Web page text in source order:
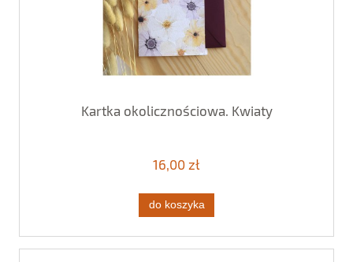
Kartka okolicznościowa. Kwiaty
16,00 zł
do koszyka